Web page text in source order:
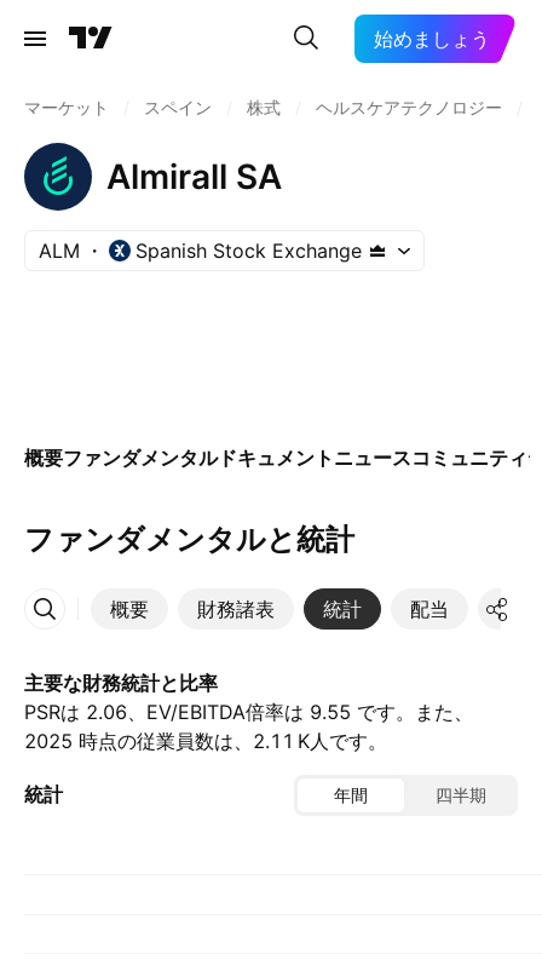
始めましょう
マーケット スペイン 株式 ヘルスケアテクノロジー
Almirall SA
ALM Spanish Stock Exchange
概要ファンダメンタルドキュメント ニュースコミュニティ
ファンダメンタルと統計
概要 財務諸表 統計 配当 決算
その他
主要な財務統計と比率
PSRは 2.06、EV/EBITDA倍率は 9.55 です。また、
2025 時点の従業員数は、‪2.11 K‬人です。
統計 年間 四半期